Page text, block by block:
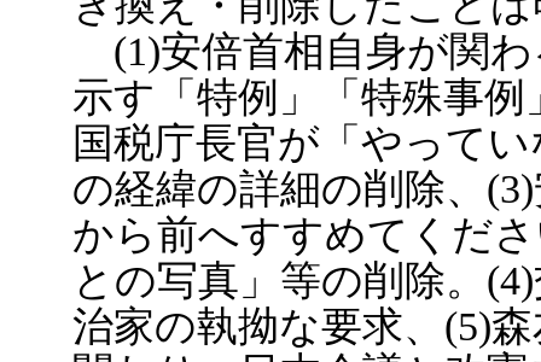
(1)安倍首相自身が関
示す「特例」「特殊事
国税庁長官が「やって
の経緯の詳細の削除、
から前へすすめてくだ
との写真」等の削除。
治家の執拗な要求、(5)